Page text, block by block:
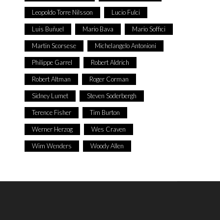
Leopoldo Torre Nilsson Lucio Fulci
Luis Buñuel Mario Bava Mario Soffici
Martin Scorsese Michelangelo Antonioni
Philippe Garrel Robert Aldrich
Robert Altman Roger Corman
Sidney Lumet Steven Soderbergh
Terence Fisher Tim Burton
Werner Herzog Wes Craven
Wim Wenders Woody Allen